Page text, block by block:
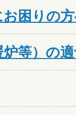
困りの
等）の